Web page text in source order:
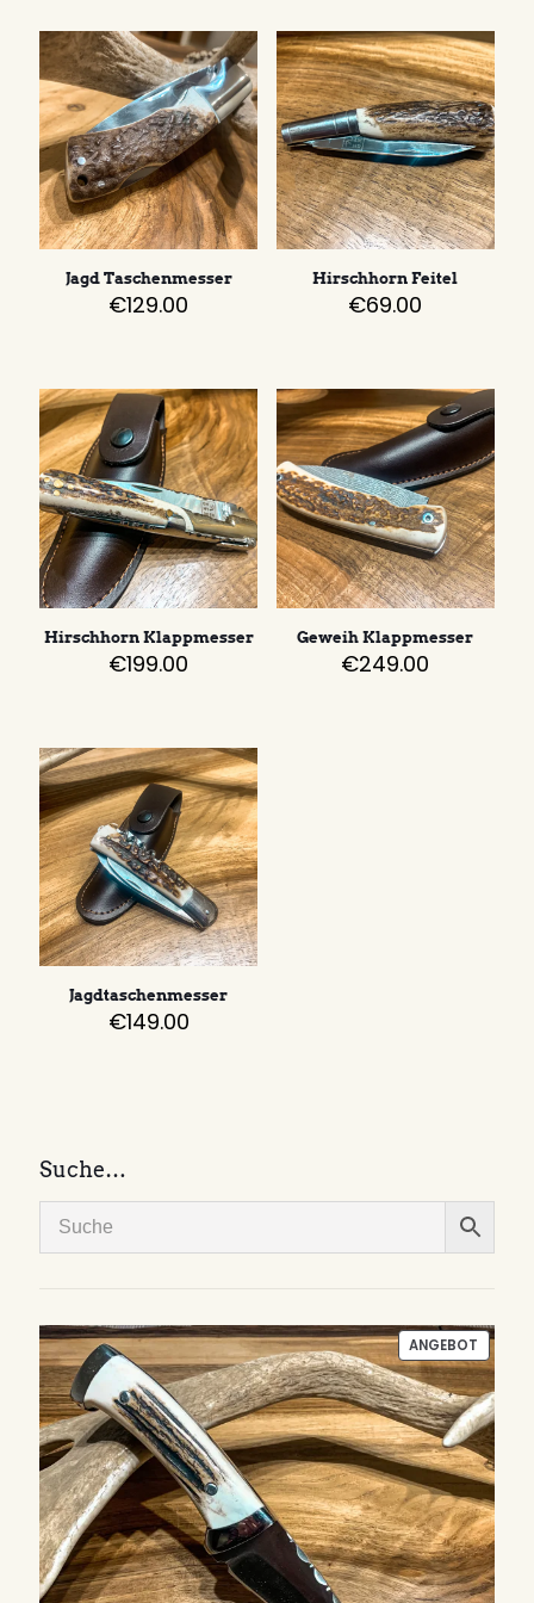
Jagd Taschenmesser
€129.00
Hirschhorn Feitel
€69.00
Hirschhorn Klappmesser
€199.00
Geweih Klappmesser
€249.00
Jagdtaschenmesser
€149.00
Suche…
ANGEBOT
IM